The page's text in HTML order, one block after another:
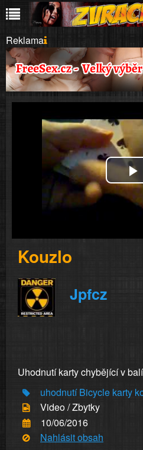
Reklama
Kouzlo
Jpfcz
Uhodnutí karty chybějící v
uhodnutí Bicycle karty
Video / Zbytky
10/06/2016
Nahlásit obsah